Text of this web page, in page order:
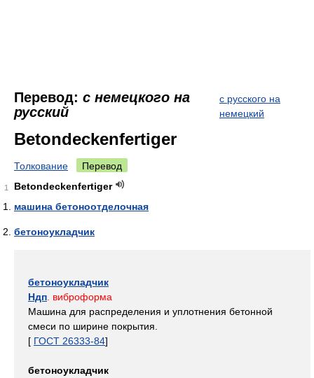
Перевод: с немецкого на
русский
с русского на
немецкий
Betondeckenfertiger
Толкование Перевод
1
Betondeckenfertiger
машина бетоноотделочная
бетоноукладчик
бетоноукладчик
Ндп . виброформа
Машина для распределения и уплотнения бетонной
смеси по ширине покрытия.
[ ГОСТ 26333-84]
бетоноукладчик